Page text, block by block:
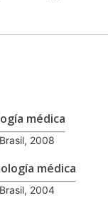
médica
2008
médica
2004